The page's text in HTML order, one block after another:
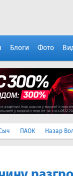
Блоги Фото
ПАОК Назар